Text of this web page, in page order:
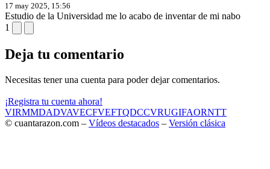
17 may 2025, 15:56
Estudio de la Universidad me lo acabo de inventar de mi nabo
1
Deja tu comentario
Necesitas tener una cuenta para poder dejar comentarios.
¡Registra tu cuenta ahora!
VIRMMDADVAVECFVEFTQDCCVRUGIFAORNTT
© cuantarazon.com – Vídeos destacados – Versión clásica